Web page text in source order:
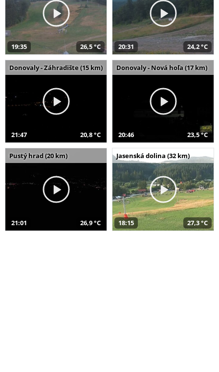
19:35 26,5 °C 20:31 24,2 °C
Donovaly - Záhradište (15 km)
21:47 20,8 °C
Donovaly - Nová hoľa (17 km)
20:46 23,5 °C
Pustý hrad (20 km)
21:01 26,9 °C
Jasenská dolina (32 km)
18:15 27,3 °C